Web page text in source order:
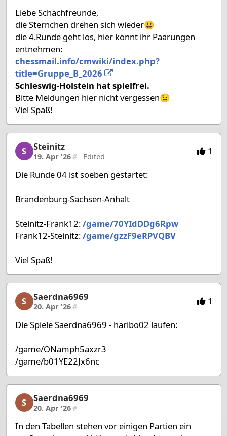
Liebe Schachfreunde,
die Sternchen drehen sich wieder😃
die 4.Runde geht los, hier könnt ihr Paarungen
entnehmen:
chessmail.info/cmwiki/index.php?
title=Gruppe_B_2026
Schleswig-Holstein hat spielfrei.
Bitte Meldungen hier nicht vergessen😉
Viel Spaß!
Steinitz, 20/27, 19. Apr '26
S Steinitz
19. Apr '26# Edited 1
Die Runde 04 ist soeben gestartet:
Brandenburg-Sachsen-Anhalt
Steinitz-Frank12:/game/70YIdDDg6Rpw
Frank12-Steinitz:/game/gzzF9eRPVQBV
Viel Spaß!
Saerdna6969, 21/27, 20. Apr '26
S Saerdna6969
20. Apr '26# 1
Die Spiele Saerdna6969 - haribo02 laufen:
/game/ONamph5axzr3
/game/b01YE22Jx6nc
Saerdna6969, 22/27, 20. Apr '26
S Saerdna6969
20. Apr '26#
In den Tabellen stehen vor einigen Partien ein